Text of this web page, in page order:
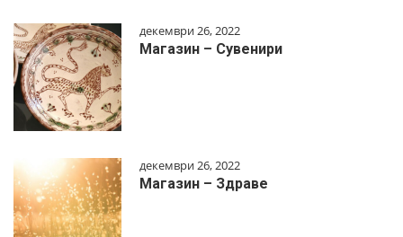
декември 26, 2022
Магазин – Сувенири
декември 26, 2022
Магазин – Здраве